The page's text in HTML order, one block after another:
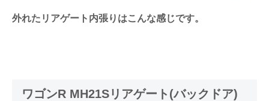
外れたリアゲート内張りはこんな感じです。
ワゴンR MH21Sリアゲート(バックドア)